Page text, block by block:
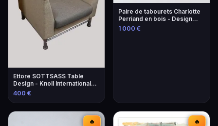
Ettore SOTTSASS Table
Design - Knoll International
Éditeur
400 €
Paire de tabourets Charlotte
Perriand en bois - Design
iconique
1 000 €
🔥 🔥